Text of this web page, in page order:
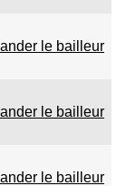
le bailleur
le bailleur
le bailleur